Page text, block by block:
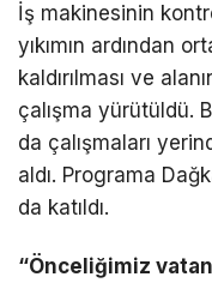
İş makinesinin
yıkımın ardından
kaldırılması ve
çalışma yürütüldü.
da çalışmaları
aldı. Programa
da katıldı.
“Önceliğimiz